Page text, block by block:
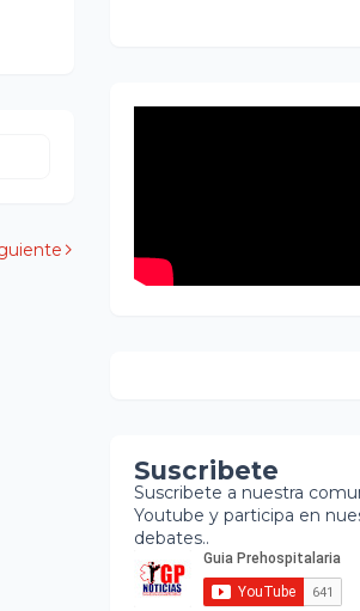
Suscribete
Suscribete a nuestra
Youtube y participa en
debates..